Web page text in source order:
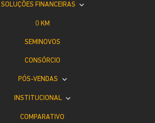
SOLUÇÕES FINANCEIRAS
0 KM
SEMINOVOS
CONSÓRCIO
PÓS-VENDAS
INSTITUCIONAL
COMPARATIVO